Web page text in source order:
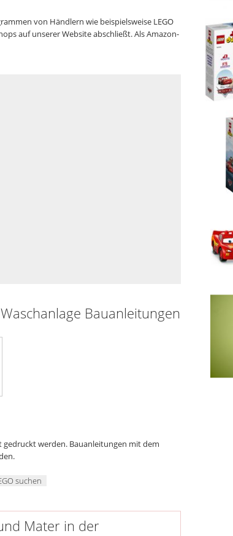
von Händlern wie beispielsweise LEGO
auf unserer Website abschließt. Als Amazon-
Bauanleitungen
werden. Bauanleitungen mit dem
suchen
Mater in der